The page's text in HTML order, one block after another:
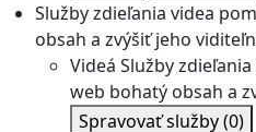
Služby zdieľania videa
obsah a zvýšiť jeho
Videá Služby
web bohatý obsah a
Spravovať služby(0)